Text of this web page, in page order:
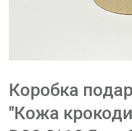
Коробка
"Кожа